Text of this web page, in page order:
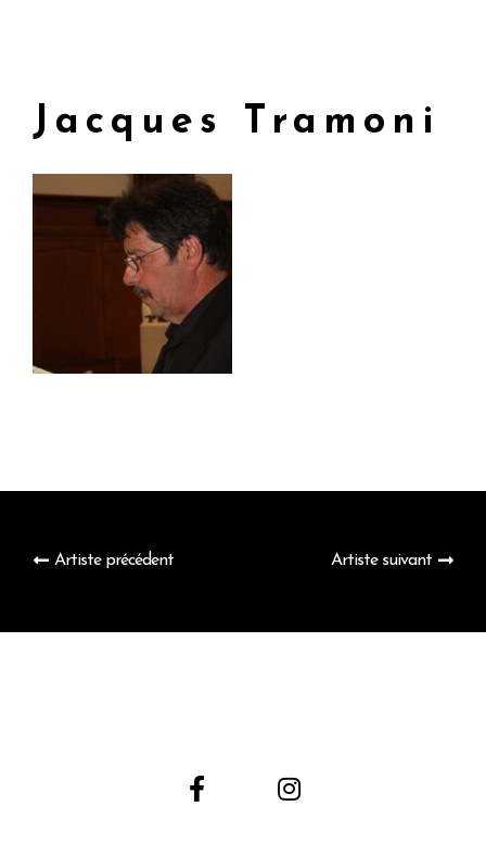
Jacques Tramoni
Artiste précédent Artiste suivant